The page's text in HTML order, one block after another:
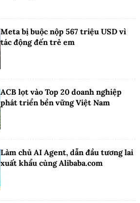
Meta bị buộc nộp 567 triệu USD vì
tác động đến trẻ em
ACB lọt vào Top 20 doanh nghiệp
phát triển bền vững Việt Nam
Làm chủ AI Agent, dẫn đầu tương lai
xuất khẩu cùng Alibaba.com